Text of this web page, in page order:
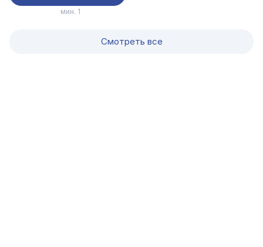
мин. 1
Смотреть все